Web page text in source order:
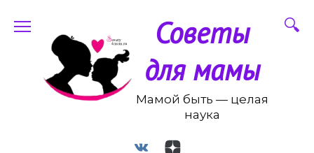
содержанию
Советы
для мамы
Мамой быть — целая
наука